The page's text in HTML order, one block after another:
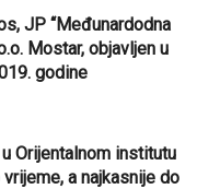
JP “Međunardodna
Mostar, objavljen u
godine
Orijentalnom institutu
a najkasnije do